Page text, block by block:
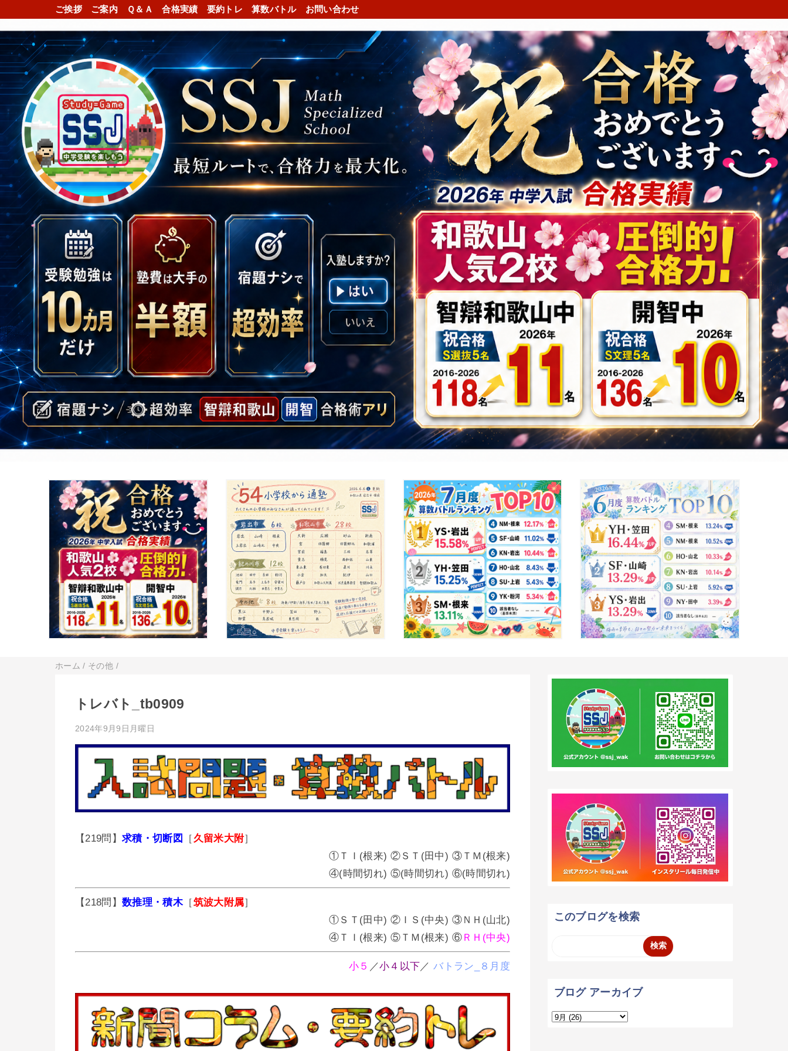
ご挨拶 ご案内 Ｑ＆Ａ 合格実績 要約トレ 算数バトル お問い合わせ
ホーム / その他 /
トレバト_tb0909
2024年9月9日月曜日
【219問】求積・切断図 ［久留米大附］
①ＴＩ(根来) ②ＳＴ(田中) ③ＴＭ(根来)
④(時間切れ) ⑤(時間切れ) ⑥(時間切れ)
【218問】数推理・積木［筑波大附属］
①ＳＴ(田中) ②ＩＳ(中央) ③ＮＨ(山北)
④ＴＩ(根来) ⑤ＴＭ(根来) ⑥ＲＨ(中央)
小５ ／小４以下 ／バトラン_８月度
このブログを検索
ブログ アーカイブ